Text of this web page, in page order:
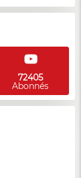
72405
Abonnés